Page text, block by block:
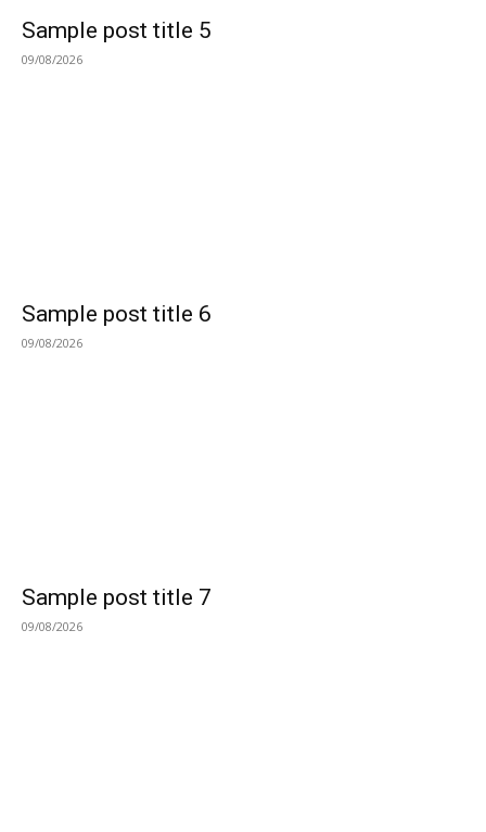
Sample post title 5
09/08/2026
Sample post title 6
09/08/2026
Sample post title 7
09/08/2026